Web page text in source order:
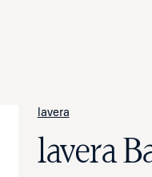
lavera
lavera